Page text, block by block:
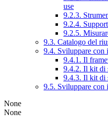
use
9.2.3.
9.2.4.
9.2.5.
9.3. Catalogo del
9.4. Sviluppare con
9.4.1. Il
9.4.2. Il kit di
9.4.3. Il kit di
9.5. Sviluppare con
None
None